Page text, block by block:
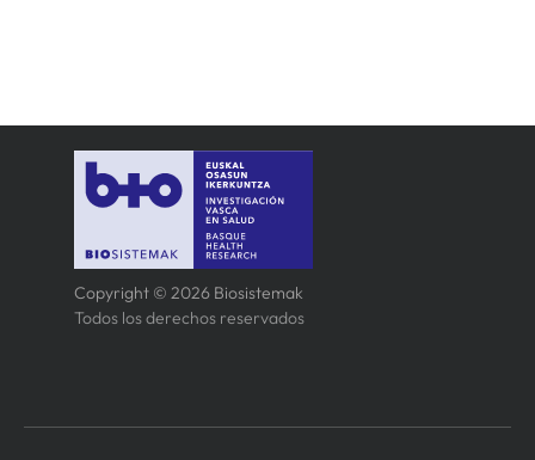
Copyright © 2026 Biosistemak
Todos los derechos reservados